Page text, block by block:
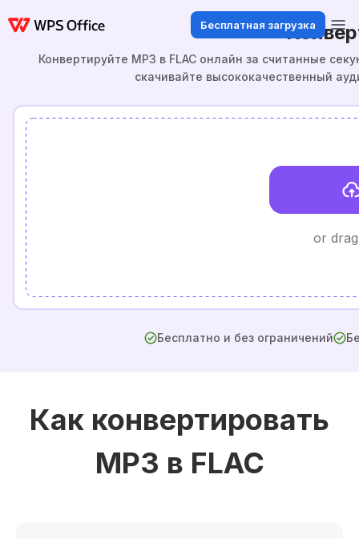
Бесплатная загрузка
Конвертируйте MP3 в FLAC онлайн за считанные
скачивайте высококачественный
or
Бесплатно и без ограничений
Как конвертировать
MP3 в FLAC